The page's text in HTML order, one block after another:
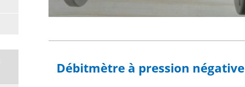
Débitmètre à pression négative